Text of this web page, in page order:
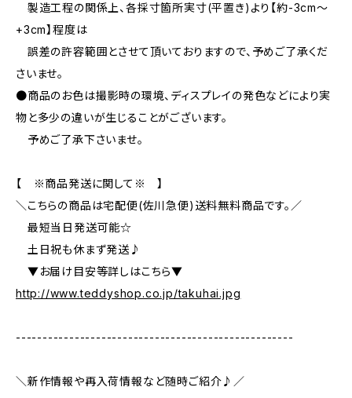
製造工程の関係上、各採寸箇所実寸(平置き)より【約-3cm〜
+3cm】程度は
誤差の許容範囲とさせて頂いておりますので、予めご了承くだ
さいませ。
●商品のお色は撮影時の環境、ディスプレイの発色などにより実
物と多少の違いが生じることがございます。
予めご了承下さいませ。
【 ※商品発送に関して※ 】
＼こちらの商品は宅配便(佐川急便)送料無料商品です。／
最短当日発送可能☆
土日祝も休まず発送♪
▼お届け目安等詳しはこちら▼
http://www.teddyshop.co.jp/takuhai.jpg
----------------------------------------------------
＼新作情報や再入荷情報など随時ご紹介♪／